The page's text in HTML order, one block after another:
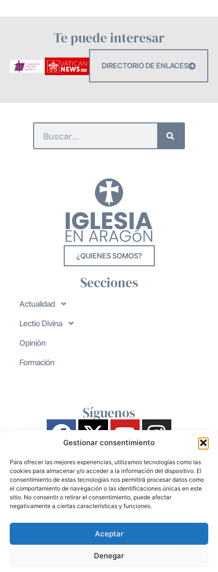
Gestionar consentimiento
Para ofrecer las mejores experiencias, utilizamos tecnologías como las
cookies para almacenar y/o acceder a la información del dispositivo. El
consentimiento de estas tecnologías nos permitirá procesar datos como
el comportamiento de navegación o las identificaciones únicas en este
sitio. No consentir o retirar el consentimiento, puede afectar
negativamente a ciertas características y funciones.
Aceptar
Denegar
Te puede interesar
DIRECTORIO DE ENLACES
¿QUIENES SOMOS?
Secciones
Actualidad
Lectio Divina
Opinión
Formación
Síguenos